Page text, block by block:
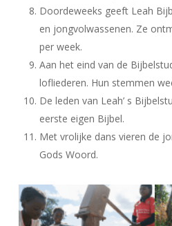
Doordeweeks geeft Leah
en jongvolwassenen. Ze
per week.
Aan het eind van de
lofliederen. Hun stemmen
De leden van Leah’ s
eerste eigen Bijbel.
Met vrolijke dans vieren de
Gods Woord.